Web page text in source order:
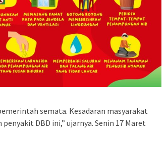
semata. Kesadaran masyarakat
DBD ini,” ujarnya. Senin 17 Maret